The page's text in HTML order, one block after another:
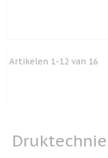
Artikelen 1-12 van 16